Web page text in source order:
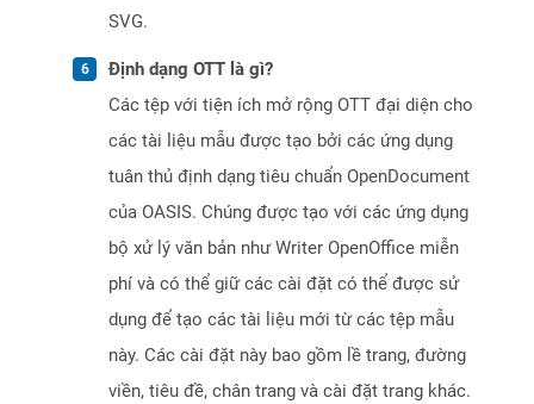
SVG.
Định dạng OTT là gì?
Các tệp với tiện ích mở rộng OTT đại diện cho
các tài liệu mẫu được tạo bởi các ứng dụng
tuân thủ định dạng tiêu chuẩn OpenDocument
của OASIS. Chúng được tạo với các ứng dụng
bộ xử lý văn bản như Writer OpenOffice miễn
phí và có thể giữ các cài đặt có thể được sử
dụng để tạo các tài liệu mới từ các tệp mẫu
này. Các cài đặt này bao gồm lề trang, đường
viền, tiêu đề, chân trang và cài đặt trang khác.